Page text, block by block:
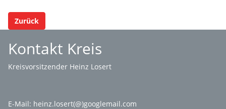
Zurück
Kontakt Kreis
Kreisvorsitzender Heinz Losert
E-Mail: heinz.losert(@)googlemail.com